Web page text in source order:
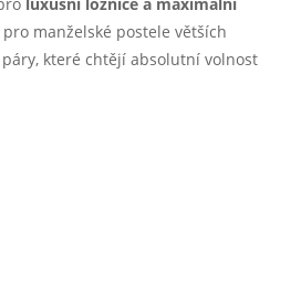
manželské postele větších
které chtějí absolutní volnost